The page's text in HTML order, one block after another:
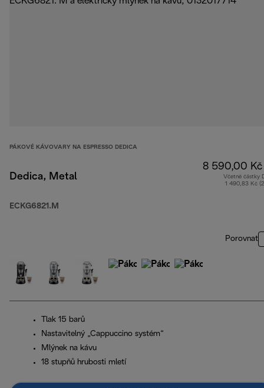
PÁKOVÉ KÁVOVARY NA ESPRESSO DEDICA
Dedica, Metal
ECKG6821.M
8 590,00 Kč
Včetně částky
1 490,83 Kč
Porovnat
Tlak 15 barů
Nastavitelný „Cappuccino systém“
Mlýnek na kávu
18 stupňů hrubosti mletí